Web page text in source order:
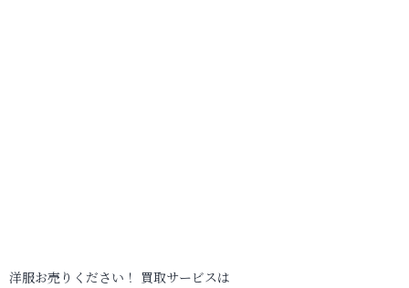
洋服お売りください！ 買取サービスは